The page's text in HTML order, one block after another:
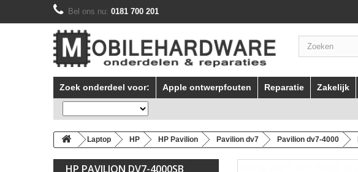
Bel ons nu: 0181 700 201
Zoek onderdeel voor: Apple ontwerpfouten Reparatie Zakelijk
Laptop HP HP Pavilion Pavilion dv7 Pavilion dv7-4000
HP PAVILION DV7-4000SB